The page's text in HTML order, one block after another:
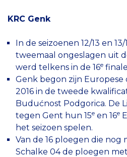
KRC Genk
In de seizoenen 12/13 en
tweemaal ongeslagen uit
werd telkens in de 16e
Genk begon zijn Europese
2016 in de tweede
Budućnost Podgorica. De
tegen Gent hun 15e en 16e
het seizoen spelen.
Van de 16 ploegen die nog
Schalke 04 de ploegen